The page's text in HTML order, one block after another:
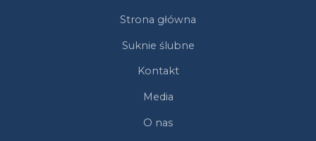
Strona główna
Suknie ślubne
Kontakt
Media
O nas